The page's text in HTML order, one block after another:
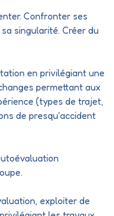
Confronter ses
singularité. Créer du
en privilégiant une
permettant aux
(types de trajet,
de presqu'accident
, exploiter de